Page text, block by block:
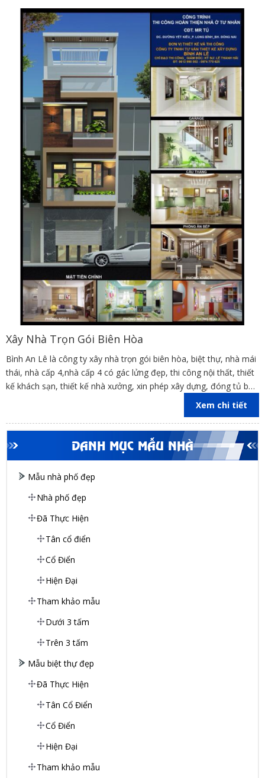
DANH MỤC MẪU NHÀ
Mẫu nhà phố đẹp
Nhà phố đẹp
Đã Thực Hiện
Tân cổ điển
Cổ Điển
Hiện Đại
Tham khảo mẫu
Dưới 3 tấm
Trên 3 tấm
Mẫu biệt thự đẹp
Đã Thực Hiện
Tân Cổ Điển
Cổ Điển
Hiện Đại
Tham khảo mẫu
Xây Nhà Trọn Gói Biên Hòa
Bình An Lê là công ty xây nhà trọn gói biên hòa, biệt thự, nhà mái
thái, nhà cấp 4,nhà cấp 4 có gác lửng đẹp, thi công nội thất, thiết
kế khách sạn, thiết kế nhà xưởng, xin phép xây dựng, đóng tủ bếp
trên địa bàn các tỉnh Đồng Nai, Bình Dương, TP Hồ Chí Minh,
Xem chi tiết